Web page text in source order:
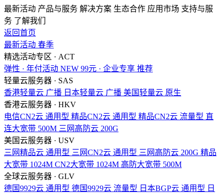
最新活动 产品与服务 解决方案 生态合作 应用市场 支持与服
务 了解我们
返回首页
最新活动 春季
精选活动专区 · ACT
弹性 · 年付活动 NEW 99元 · 企业专享 推荐
轻量云服务器 · SAS
香港轻量云 广播 日本轻量云 广播 美国轻量云 原生
香港云服务器 · HKV
电信CN2云 通用型 精品CN2云 通用型 精品CN2云 流量型 直
连大宽带 500M 三网高防云 200G
美国云服务器 · USV
三网精品云 通用型 三网CN2云 通用型 三网高防云 200G 精品
大宽带 1024M CN2大宽带 1024M 高防大宽带 500M
全球云服务器 · GLV
德国9929云 通用型 德国9929云 流量型 日本BGP云 通用型 日